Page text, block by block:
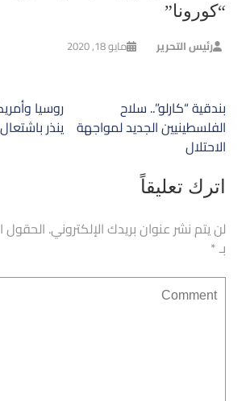
“كورونا”
رئيس التحرير مايو 18, 2020
تصفّح
المقالات
روسيا
ينذر
بندقية “كارلو”.. سلاح
الفلسطينيين الجديد لمواجهة
الاحتلال
اترك تعليقاً
لن يتم نشر عنوان بريدك الإلكتروني. الحقول
بـ*